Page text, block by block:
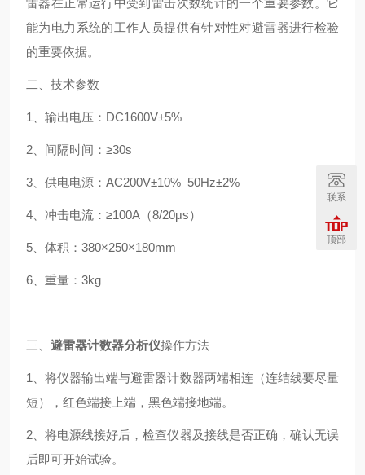
雷器在正常运行中受到雷击次数统计的一个重要参数。它
能为电力系统的工作人员提供有针对性对避雷器进行检验
的重要依据。
二、技术参数
1、输出电压：DC1600V±5%
2、间隔时间：≥30s
3、供电电源：AC200V±10% 50Hz±2%
4、冲击电流：≥100A（8/20μs）
5、体积：380×250×180mm
6、重量：3kg
三、 避雷器计数器分析仪操作方法
1、将仪器输出端与避雷器计数器两端相连（连结线要尽量
短），红色端接上端，黑色端接地端。
2、将电源线接好后，检查仪器及接线是否正确，确认无误
后即可开始试验。
联系
顶部